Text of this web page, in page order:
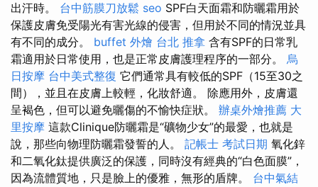
出汗時。 台中筋膜刀放鬆 seo SPF白天面霜和防曬霜用於
保護皮膚免受陽光有害光線的侵害，但用於不同的情況並具
有不同的成分。 buffet 外燴 台北 推拿 含有SPF的日常乳
霜適用於日常使用，也是正常皮膚護理程序的一部分。 烏
日按摩 台中美式整復 它們通常具有較低的SPF（15至30之
間），並且在皮膚上較輕，化妝舒適。 除應用外，皮膚還
呈褐色，但可以避免曬傷的不愉快症狀。 辦桌外燴推薦 大
里按摩 這款Clinique防曬霜是“礦物少女”的最愛，也就是
說，那些向物理防曬霜發誓的人。 記帳士 考試日期 氧化鋅
和二氧化鈦提供廣泛的保護，同時沒有經典的“白色面膜”，
因為流體質地，只是臉上的優雅，無形的盾牌。 台中氣結